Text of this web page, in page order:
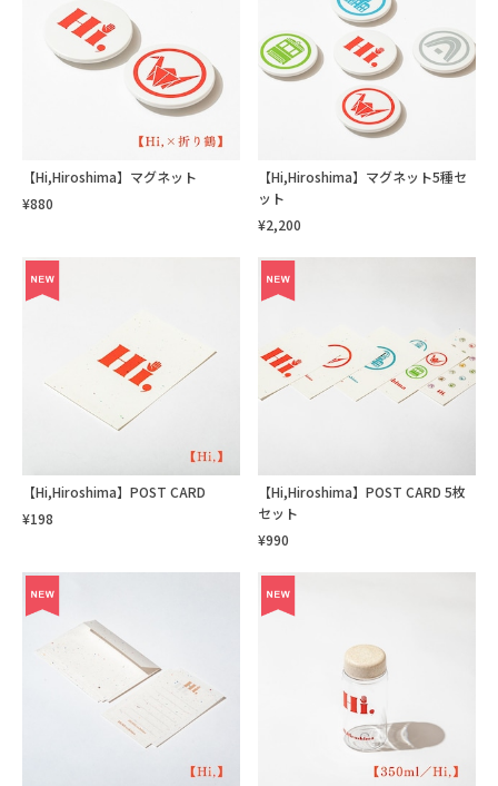
【Hi,Hiroshima】マグネット
¥880
【Hi,Hiroshima】マグネット5種セ
ット
¥2,200
【Hi,Hiroshima】POST CARD
¥198
【Hi,Hiroshima】POST CARD 5枚
セット
¥990